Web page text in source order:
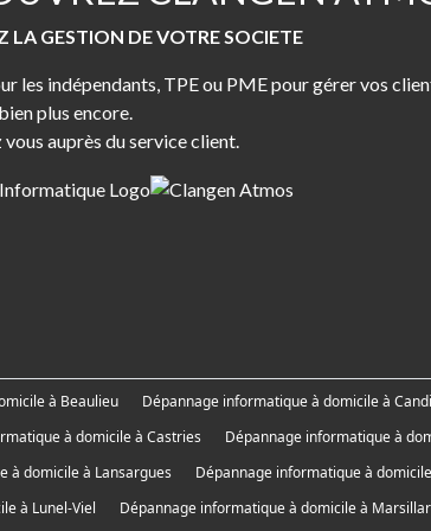
LA GESTION DE VOTRE SOCIETE
les indépendants, TPE ou PME pour gérer vos
plus encore.
vous auprès du service client.
à Beaulieu
Dépannage informatique à domicile à
à domicile à Castries
Dépannage informatique à
à domicile à Lansargues
Dépannage informatique à
à Lunel-Viel Dépannage informatique à domicile à